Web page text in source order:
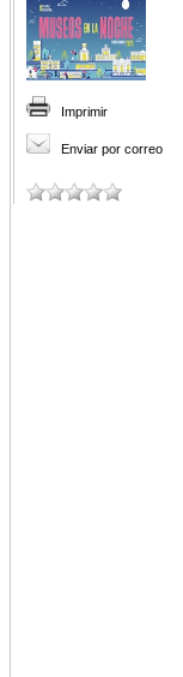
Imprimir
Enviar por correo